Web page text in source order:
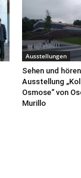
Ausstellungen
Sehen und
Ausstellung
Osmose“ von
Murillo